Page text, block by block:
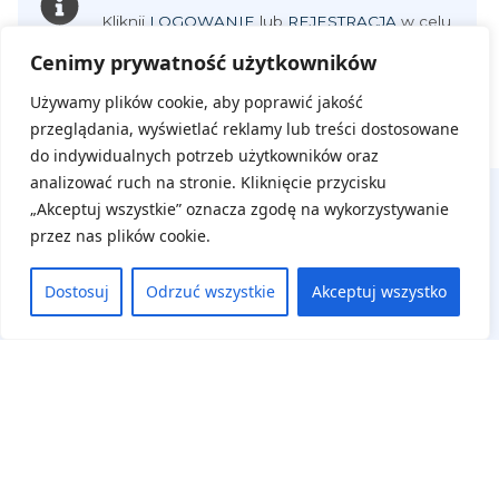
Cenimy prywatność użytkowników
Używamy plików cookie, aby poprawić jakość
przeglądania, wyświetlać reklamy lub treści dostosowane
do indywidualnych potrzeb użytkowników oraz
analizować ruch na stronie. Kliknięcie przycisku
„Akceptuj wszystkie” oznacza zgodę na wykorzystywanie
przez nas plików cookie.
Dostosuj Odrzuć wszystkie Akceptuj wszystko
Kliknij LOGOWANIE lub REJESTRACJA w celu